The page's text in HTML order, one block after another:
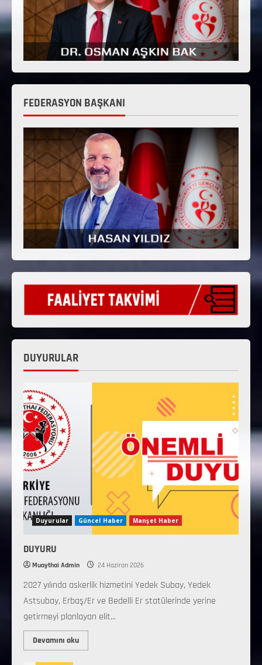
FEDERASYON BAŞKANI
DUYURULAR
Duyurular Güncel Haber Manşet Haber
DUYURU
Muaythai Admin 24 Haziran 2026
2027 yılında askerlik hizmetini Yedek Subay, Yedek
Astsubay, Erbaş/Er ve Bedelli Er statülerinde yerine
getirmeyi planlayan elit...
Devamını oku